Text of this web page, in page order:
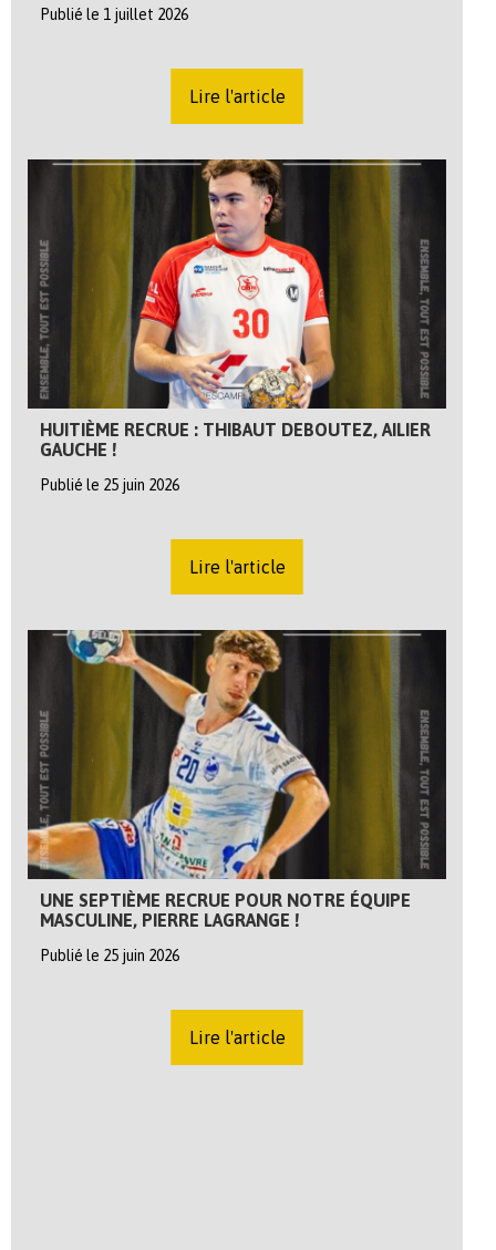
Publié le 1 juillet 2026
Lire l'article
HUITIÈME RECRUE : THIBAUT DEBOUTEZ, AILIER
GAUCHE !
Publié le 25 juin 2026
Lire l'article
UNE SEPTIÈME RECRUE POUR NOTRE ÉQUIPE
MASCULINE, PIERRE LAGRANGE !
Publié le 25 juin 2026
Lire l'article